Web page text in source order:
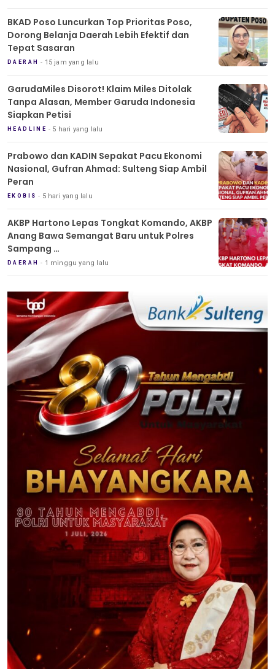
BKAD Poso Luncurkan Top Prioritas Poso,
Dorong Belanja Daerah Lebih Efektif dan
Tepat Sasaran
DAERAH 15 jam yang lalu
GarudaMiles Disorot! Klaim Miles Ditolak
Tanpa Alasan, Member Garuda Indonesia
Siapkan Petisi
HEADLINE 5 hari yang lalu
Prabowo dan KADIN Sepakat Pacu Ekonomi
Nasional, Gufran Ahmad: Sulteng Siap Ambil
Peran
EKOBIS 5 hari yang lalu
AKBP Hartono Lepas Tongkat Komando, AKBP
Anang Bawa Semangat Baru untuk Polres
Sampang
Tradisi Pedang Pora Iringi Sertijab Kapolres
Sampang
DAERAH 1 minggu yang lalu